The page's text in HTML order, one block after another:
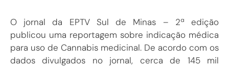
O jornal da EPTV Sul de Minas – 2ª edição
publicou uma reportagem sobre indicação médica
para uso de Cannabis medicinal. De acordo com os
dados divulgados no jornal, cerca de 145 mil